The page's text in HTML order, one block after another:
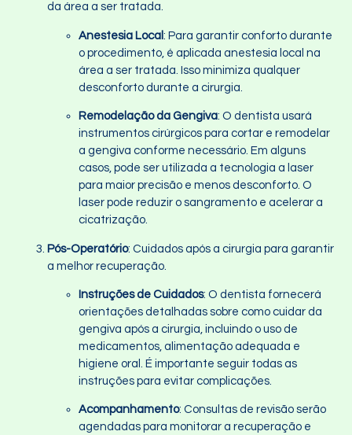
da área a ser tratada.
Anestesia Local : Para garantir conforto durante
o procedimento, é aplicada anestesia local na
área a ser tratada. Isso minimiza qualquer
desconforto durante a cirurgia.
Remodelação da Gengiva: O dentista usará
instrumentos cirúrgicos para cortar e remodelar
a gengiva conforme necessário. Em alguns
casos, pode ser utilizada a tecnologia a laser
para maior precisão e menos desconforto. O
laser pode reduzir o sangramento e acelerar a
cicatrização.
Pós-Operatório: Cuidados após a cirurgia para garantir
a melhor recuperação.
Instruções de Cuidados: O dentista fornecerá
orientações detalhadas sobre como cuidar da
gengiva após a cirurgia, incluindo o uso de
medicamentos, alimentação adequada e
higiene oral. É importante seguir todas as
instruções para evitar complicações.
Acompanhamento: Consultas de revisão serão
agendadas para monitorar a recuperação e